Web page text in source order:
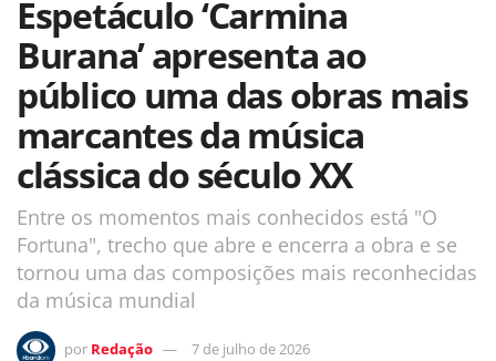
Espetáculo ‘Carmina
Burana’ apresenta ao
público uma das obras mais
marcantes da música
clássica do século XX
Entre os momentos mais conhecidos está "O
Fortuna", trecho que abre e encerra a obra e se
tornou uma das composições mais reconhecidas
da música mundial
por Redação
7 de julho de 2026